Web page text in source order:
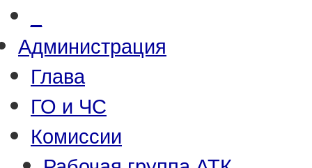
Администрация
Глава
ГО и ЧС
Комиссии